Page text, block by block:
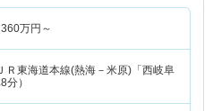
360万円～
ＪＲ東海道本線(熱海－米原)「西岐阜
分）